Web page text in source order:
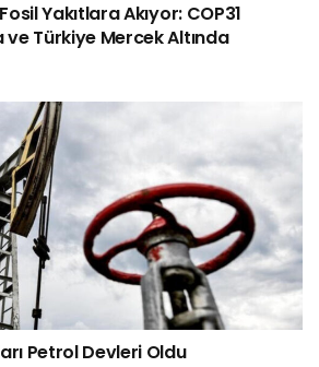
Yakıtlara Akıyor: COP31
Türkiye Mercek Altında
Petrol Devleri Oldu